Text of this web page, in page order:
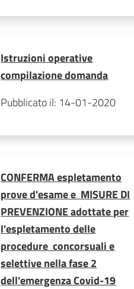
Istruzioni operative
compilazione domanda
Pubblicato il: 14-01-2020
CONFERMA espletamento
prove d'esame e MISURE DI
PREVENZIONE adottate per
l'espletamento delle
procedure concorsuali e
selettive nella fase 2
dell'emergenza Covid-19